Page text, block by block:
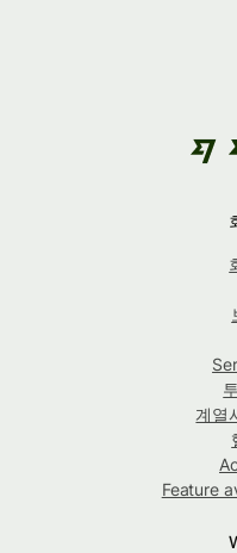
계열
Feature